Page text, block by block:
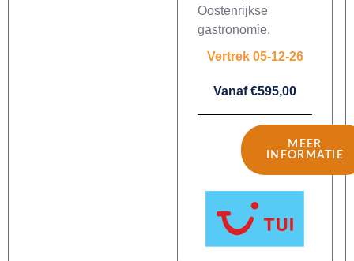
Oostenrijkse
gastronomie.
Vertrek 05-12-26
Vanaf €595,00
MEER
INFORMATIE